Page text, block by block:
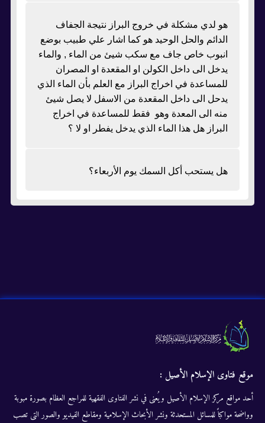
هو لدي مشكلة في خروج البراز نتيجة الجفاف
الدائم والحل الوحيد هو كما اشار علي طبيب بوضع
انبوب خاص جاف مع سكب شيئ من الماء , والماء
يدخل الى داخل الكولن او المقعدة او المصران
للمساعدة في اخراج البراز مع العلم بأن الماء الذي
يدحل الى داخل المقعدة من الاسفل لا يصل شيئ
منه الى المعدة وهو فقط للمساعدة في اخراج
البراز هل هذا الماء الذي يدخل يفطر او لا ؟
هل يستحب أكل السمك يوم الأربعاء؟
موقع فتاوى الإسلام الأصيل :
أحد مواقع مركز الإسلام الأصيل ويُعنى في نشر الفتاوى الفقهية للمراجع العظام بصورة مبوبة
وواضحة مواكباً للمسائل المستحدثة ونشر الأبحاث الإسلامية ومقاطع الفيديو والصور التى تصب